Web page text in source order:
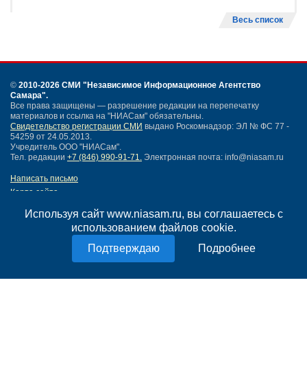
Используя сайт www.niasam.ru, вы соглашаетесь с
использованием файлов cookie.
Подробнее
Весь список
© 2010-2026 СМИ "Независимое Информационное Агентство
Самара".
Все права защищены — разрешение редакции на перепечатку
материалов и ссылка на "НИАСам" обязательны.
Свидетельство регистрации СМИ выдано Роскомнадзор: ЭЛ № ФС 77 -
54259 от 24.05.2013.
Учредитель ООО "НИАСам".
Тел. редакции +7 (846) 990-91-71. Электронная почта: info@niasam.ru
Написать письмо
Карта сайта
Политика конфиденциальности
Согласие на обработку персональных данных